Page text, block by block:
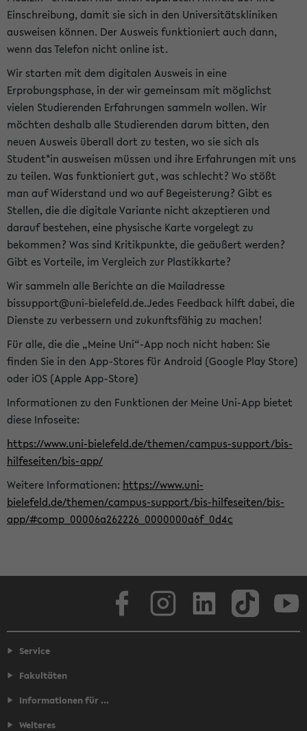
Einschreibung, damit sie sich in den Universitätskliniken
ausweisen können. Der Ausweis funktioniert auch dann,
wenn das Telefon nicht online ist.
Wir starten mit dem digitalen Ausweis in eine
Erprobungsphase, in der wir gemeinsam mit möglichst
vielen Studierenden Erfahrungen sammeln wollen. Wir
möchten deshalb alle Studierenden darum bitten, den
neuen Ausweis überall dort zu testen, wo sie sich als
Student*in ausweisen müssen und ihre Erfahrungen mit uns
zu teilen. Was funktioniert gut, was schlecht? Wo stößt
man auf Widerstand und wo auf Begeisterung? Gibt es
Stellen, die die digitale Variante nicht akzeptieren und
darauf bestehen, eine physische Karte vorgelegt zu
bekommen? Was sind Kritikpunkte, die geäußert werden?
Gibt es Vorteile, im Vergleich zur Plastikkarte?
Wir sammeln alle Berichte an die Mailadresse
bissupport@uni-bielefeld.de.Jedes Feedback hilft dabei, die
Dienste zu verbessern und zukunftsfähig zu machen!
Für alle, die die „Meine Uni“-App noch nicht haben: Sie
finden Sie in den App-Stores für Android (Google Play Store)
oder iOS (Apple App-Store)
Informationen zu den Funktionen der Meine Uni-App bietet
diese Infoseite:
https://www.uni-bielefeld.de/themen/campus-support/bis-
hilfeseiten/bis-app/
Weitere Informationen: https://www.uni-
bielefeld.de/themen/campus-support/bis-hilfeseiten/bis-
app/#comp_00006a262226_0000000a6f_0d4c
Service
Fakultäten
Informationen für ...
Weiteres